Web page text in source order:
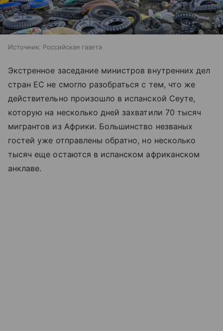
Источник: Российская газета
Экстренное заседание министров внутренних дел
стран ЕС не смогло разобраться с тем, что же
действительно произошло в испанской Сеуте,
которую на несколько дней захватили 70 тысяч
мигрантов из Африки. Большинство незваных
гостей уже отправлены обратно, но несколько
тысяч еще остаются в испанском африканском
анклаве.